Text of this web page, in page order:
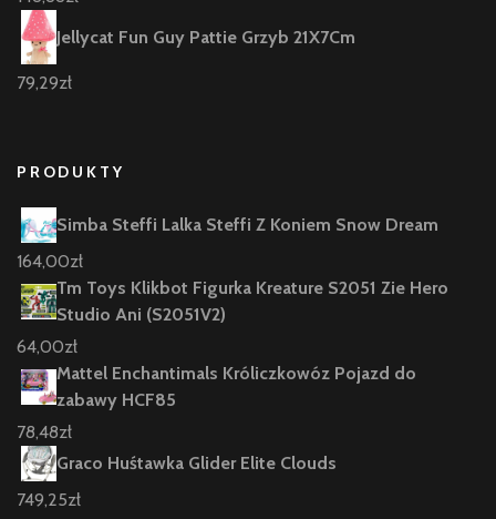
Jellycat Fun Guy Pattie Grzyb 21X7Cm
79,29zł
PRODUKTY
Simba Steffi Lalka Steffi Z Koniem Snow Dream
164,00zł
Tm Toys Klikbot Figurka Kreature S2051 Zie Hero
Studio Ani (S2051V2)
64,00zł
Mattel Enchantimals Króliczkowóz Pojazd do
zabawy HCF85
78,48zł
Graco Huśtawka Glider Elite Clouds
749,25zł